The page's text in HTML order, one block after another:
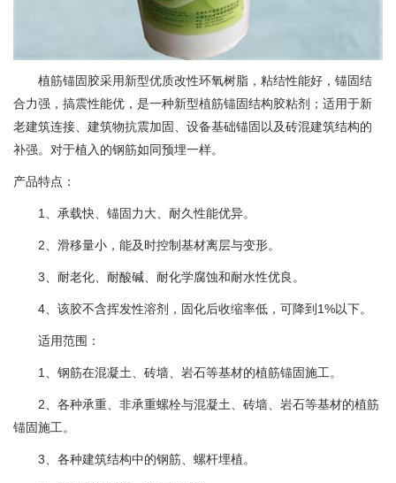
植筋锚固胶采用新型优质改性环氧树脂，粘结性能好，锚固结
合力强，搞震性能优，是一种新型植筋锚固结构胶粘剂；适用于新
老建筑连接、建筑物抗震加固、设备基础锚固以及砖混建筑结构的
补强。对于植入的钢筋如同预埋一样。
产品特点：
1、承载快、锚固力大、耐久性能优异。
2、滑移量小，能及时控制基材离层与变形。
3、耐老化、耐酸碱、耐化学腐蚀和耐水性优良。
4、该胶不含挥发性溶剂，固化后收缩率低，可降到1%以下。
适用范围：
1、钢筋在混凝土、砖墙、岩石等基材的植筋锚固施工。
2、各种承重、非承重螺栓与混凝土、砖墙、岩石等基材的植筋
锚固施工。
3、各种建筑结构中的钢筋、螺杆埋植。